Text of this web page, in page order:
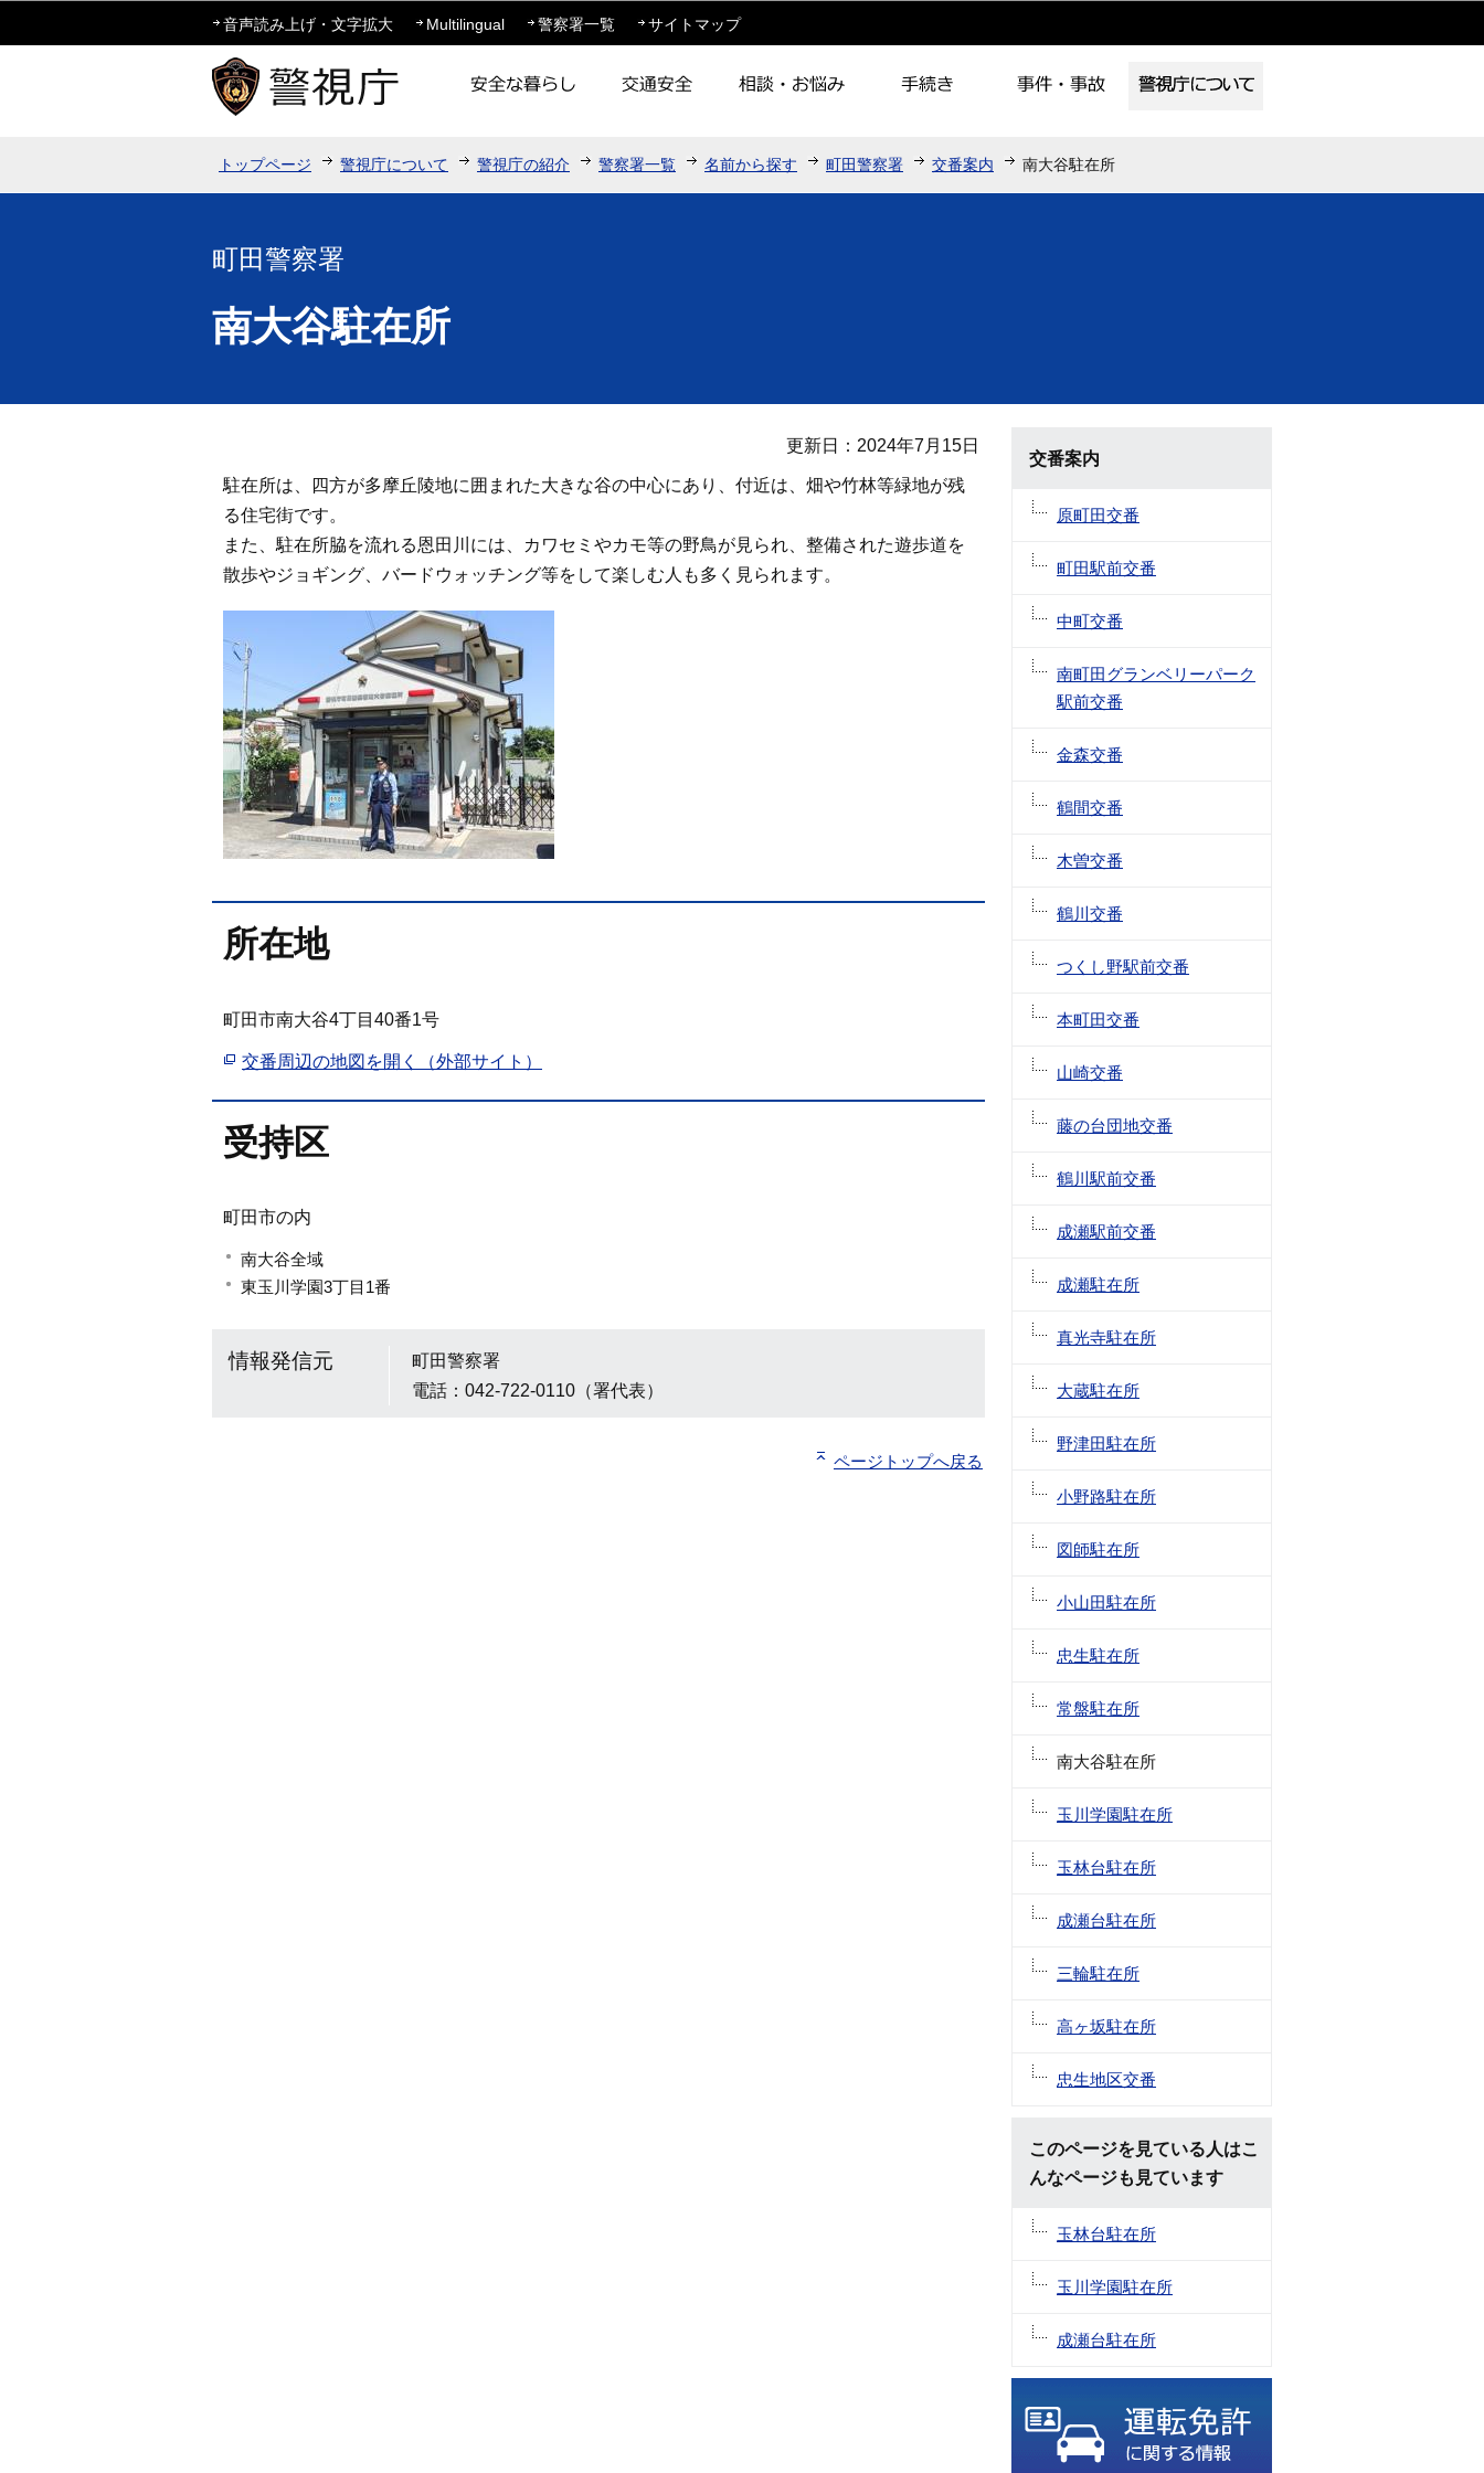
このページの本文へ移動
音声読み上げ・文字拡大 Multilingual 警察署一覧 サイトマップ
トップページ 警視庁について 警視庁の紹介 警察署一覧 名前から探す 町田警察署 交番案内 南大谷駐在所
町田警察署
南大谷駐在所
更新日：2024年7月15日
駐在所は、四方が多摩丘陵地に囲まれた大きな谷の中心にあり、付近は、畑や竹林等緑地が残
る住宅街です。
また、駐在所脇を流れる恩田川には、カワセミやカモ等の野鳥が見られ、整備された遊歩道を
散歩やジョギング、バードウォッチング等をして楽しむ人も多く見られます。
所在地
町田市南大谷4丁目40番1号
交番周辺の地図を開く（外部サイト）
受持区
町田市の内
南大谷全域
東玉川学園3丁目1番
情報発信元
町田警察署
電話：042-722-0110（署代表）
ページトップへ戻る
交番案内
原町田交番
町田駅前交番
中町交番
南町田グランベリーパーク
駅前交番
金森交番
鶴間交番
木曽交番
鶴川交番
つくし野駅前交番
本町田交番
山崎交番
藤の台団地交番
鶴川駅前交番
成瀬駅前交番
成瀬駐在所
真光寺駐在所
大蔵駐在所
野津田駐在所
小野路駐在所
図師駐在所
小山田駐在所
忠生駐在所
常盤駐在所
南大谷駐在所
玉川学園駐在所
玉林台駐在所
成瀬台駐在所
三輪駐在所
高ヶ坂駐在所
忠生地区交番
このページを見ている人はこ
んなページも見ています
玉林台駐在所
玉川学園駐在所
成瀬台駐在所